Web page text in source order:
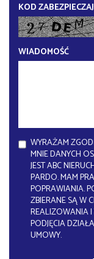
KOD
WIADOMOŚĆ
WYRAŻAM
MNIE DANYCH
JEST ABC
PARDO. MAM
POPRAWIANIA.
ZBIERANE SĄ W
REALIZOWANIA
PODJĘCIA
UMOWY.